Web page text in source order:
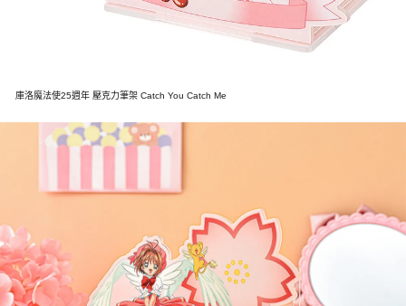
庫洛魔法使25週年 壓克力筆架 Catch You Catch Me